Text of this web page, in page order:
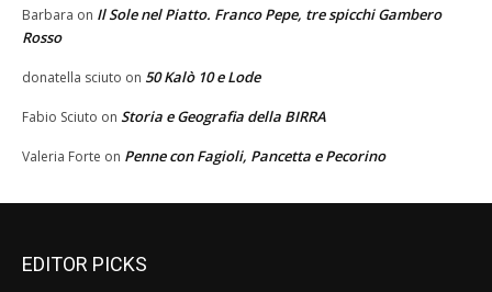
Barbara on Il Sole nel Piatto. Franco Pepe, tre spicchi Gambero
Rosso
donatella sciuto on 50 Kalò 10 e Lode
Fabio Sciuto on Storia e Geografia della BIRRA
Valeria Forte on Penne con Fagioli, Pancetta e Pecorino
EDITOR PICKS